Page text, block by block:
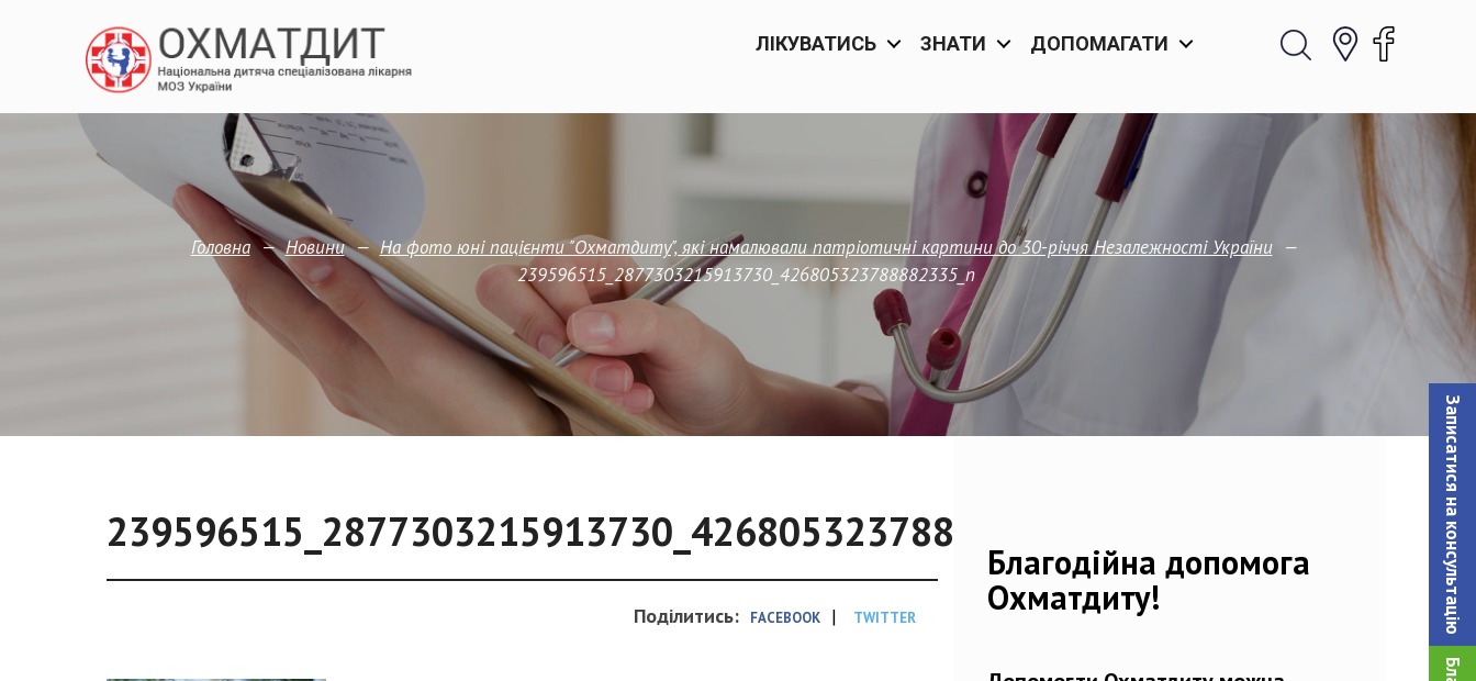
Записатися на консультацiю
ЛІКУВАТИСЬ ЗНАТИ ДОПОМАГАТИ
Головна — Новини — На фото юні пацієнти "Охматдиту", які намалювали патріотичні картини до 30-річчя Незалежності України —
239596515_2877303215913730_426805323788882335_n
239596515_2877303215913730_426805323788882335_n
Поділитись: FACEBOOK | TWITTER
Благодійна допомога
Охматдиту!